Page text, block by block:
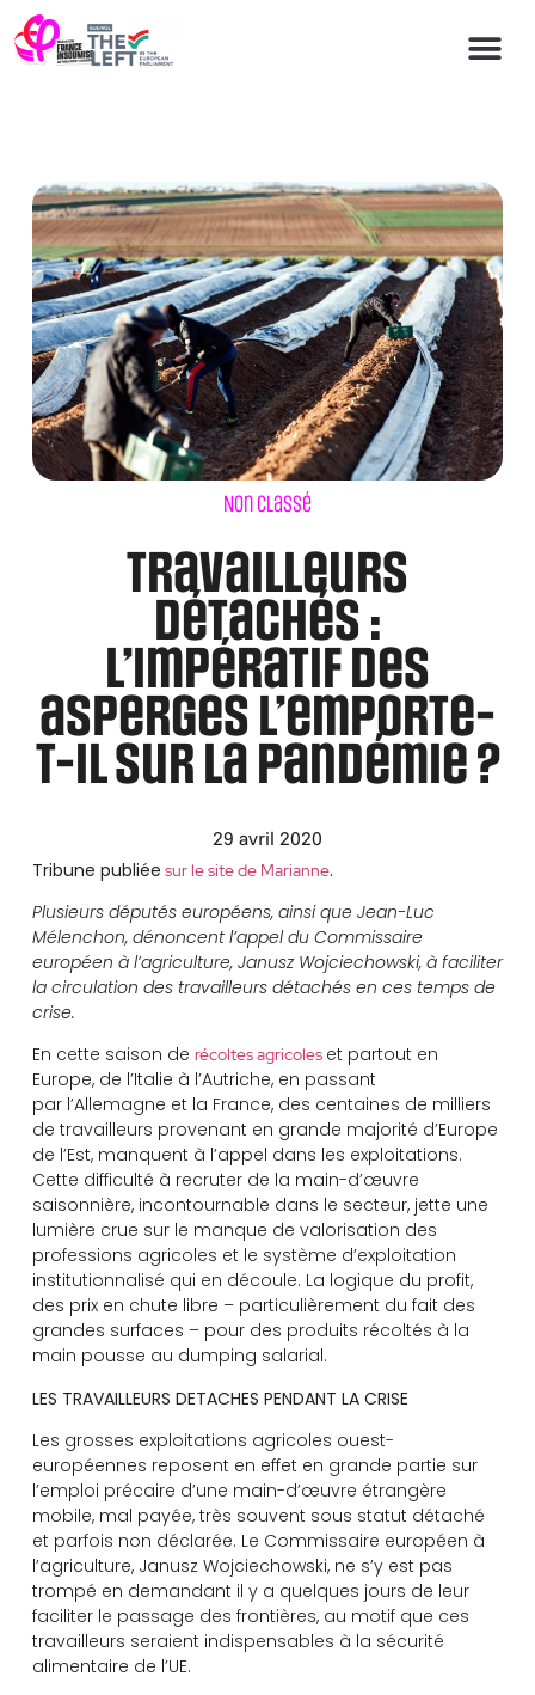
Non classé
Travailleurs
détachés :
l’impératif des
asperges l’emporte-
t-il sur la pandémie ?
29 avril 2020
Tribune publiée sur le site de Marianne.
Plusieurs députés européens, ainsi que Jean-Luc
Mélenchon, dénoncent l’appel du Commissaire
européen à l’agriculture, Janusz Wojciechowski, à faciliter
la circulation des travailleurs détachés en ces temps de
crise.
En cette saison de récoltes agricoles et partout en
Europe, de l’Italie à l’Autriche, en passant
par l’Allemagne et la France, des centaines de milliers
de travailleurs provenant en grande majorité d’Europe
de l’Est, manquent à l’appel dans les exploitations.
Cette difficulté à recruter de la main-d’œuvre
saisonnière, incontournable dans le secteur, jette une
lumière crue sur le manque de valorisation des
professions agricoles et le système d’exploitation
institutionnalisé qui en découle. La logique du profit,
des prix en chute libre – particulièrement du fait des
grandes surfaces – pour des produits récoltés à la
main pousse au dumping salarial.
LES TRAVAILLEURS DETACHES PENDANT LA CRISE
Les grosses exploitations agricoles ouest-
européennes reposent en effet en grande partie sur
l’emploi précaire d’une main-d’œuvre étrangère
mobile, mal payée, très souvent sous statut détaché
et parfois non déclarée. Le Commissaire européen à
l’agriculture, Janusz Wojciechowski, ne s’y est pas
trompé en demandant il y a quelques jours de leur
faciliter le passage des frontières, au motif que ces
travailleurs seraient indispensables à la sécurité
alimentaire de l’UE.